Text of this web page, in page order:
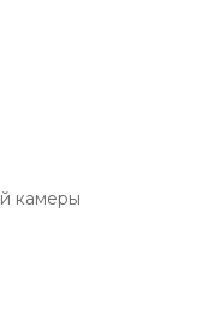
камеры